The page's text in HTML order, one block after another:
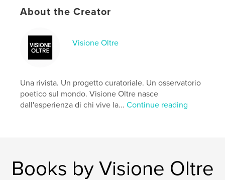
Primary Category:
Project Option:
# of Pages:
ISBN
Publish Date:Dec 08, 2025
Language Italian
About the Creator
Visione Oltre
Una rivista. Un progetto curatoriale. Un osservatorio
poetico sul mondo. Visione Oltre nasce
dall'esperienza di chi vive la...Continue reading
Books by Visione Oltre